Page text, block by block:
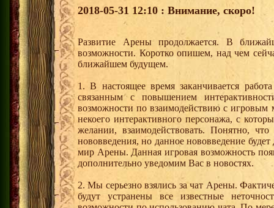
2018-05-31 12:10 : Внимание, скоро!
Развитие Арены продолжается. В
возможности. Коротко опишем, над чем
ближайшем будущем.
1. В настоящее время заканчивается
связанным с повышением
возможности по взаимодействию с
некоего интерактивного персонажа, с
желании, взаимодействовать. Понятно,
нововведения, но данное нововведение
мир Арены. Данная игровая возможность
дополнительно уведомим Вас в новостях.
2. Мы серьезно взялись за чат Арены.
будут устранены все известные